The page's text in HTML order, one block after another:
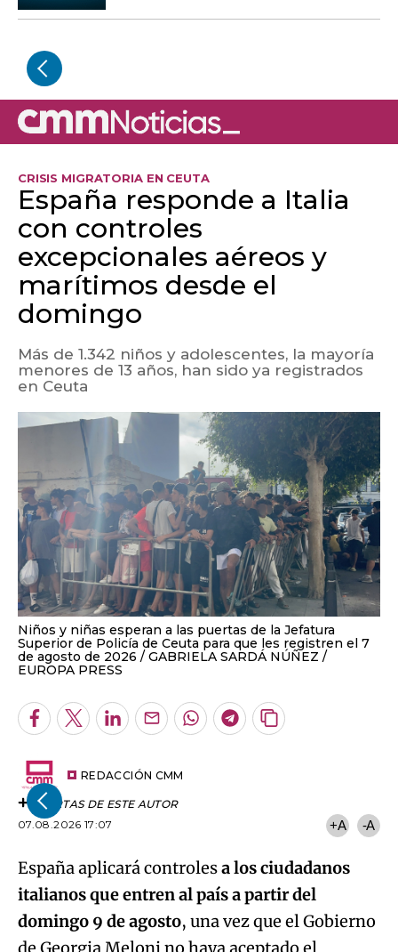
CRISIS MIGRATORIA EN CEUTA
España responde a Italia
con controles
excepcionales aéreos y
marítimos desde el
domingo
Más de 1.342 niños y adolescentes, la mayoría
menores de 13 años, han sido ya registrados
en Ceuta
Niños y niñas esperan a las puertas de la Jefatura
Superior de Policía de Ceuta para que les registren el 7
de agosto de 2026
GABRIELA SARDÁ NÚÑEZ /
EUROPA PRESS
Facebook
TwitterLinkedInEnviarWhatsapp
Telegram
Copiar
REDACCIÓN CMM
ALERTAS DE ESTE AUTOR
07.08.2026 17:07
+A -A
España aplicará controlesa los ciudadanos
italianos que entren al país a partir del
domingo 9 de agosto, una vez que el Gobierno
de Georgia Meloni no haya aceptado el